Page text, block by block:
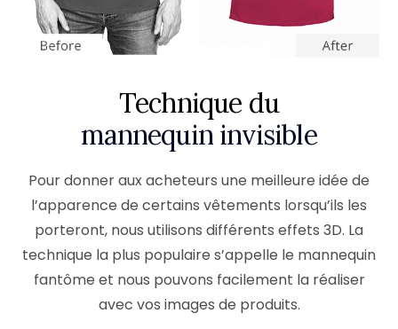
Technique du
mannequin invisible
Pour donner aux acheteurs une meilleure idée de
l’apparence de certains vêtements lorsqu’ils les
porteront, nous utilisons différents effets 3D. La
technique la plus populaire s’appelle le mannequin
fantôme et nous pouvons facilement la réaliser
avec vos images de produits.